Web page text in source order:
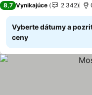
8,7 Vynikajúce 2 342
Vyberte dátumy a
ceny